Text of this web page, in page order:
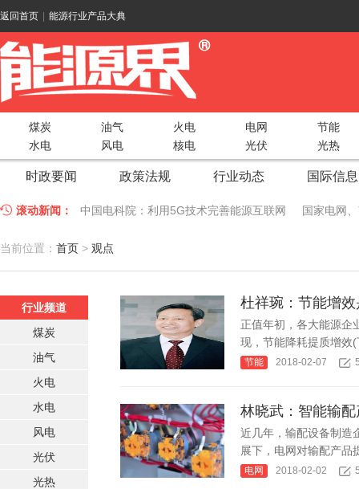
返回首页 能源行业产品大典
煤炭 油气 火电 电网
节能
水电
风电 核电 光伏 光热
时政要闻 政策法规 行业动态 国际信息
滚动新闻： 中国电科院：利用5G技术完善能源互联网 国家电网
江苏车牛山岛智能微电网验收投运
因储能而智慧，为储能而创新——第五届国际储能峰会
低温冷凝技术助力大气污染防治，打造清洁型绿色工业
碧桂园打造新能源汽车小镇 构筑电动汽车生态圈 新
国家电网入局区块链 打造国家级能源互联网 湖北竹
何仲辉:让高质量成为水电发展的新旗帜 解析氢能与
当前位置： 首页 > 观点
行业频道
煤炭
油气
火电
水电
风电
光伏
光热
杜祥琬：节能增
正值年初，各大能源企
现，节能降耗提质增效
节能 2018-02-07
林晓武：智能输
近几年，输配设备制造
展下，电网对输配产品
电网 2018-02-02